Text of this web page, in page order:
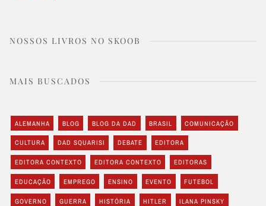
NOSSOS LIVROS NO SKOOB
MAIS BUSCADOS
ALEMANHA BLOG BLOG DA DAD BRASIL COMUNICAÇÃO
CULTURA DAD SQUARISI DEBATE EDITORA
EDITORA CONTEXTO EDITORA CONTEXTO EDITORAS
EDUCAÇÃO EMPREGO ENSINO EVENTO FUTEBOL
GOVERNO GUERRA HISTÓRIA HITLER ILANA PINSKY